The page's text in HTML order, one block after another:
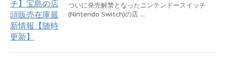
ついに発売解禁となったニンテンドースイッチ
(Nintendo Switch)の店 ...